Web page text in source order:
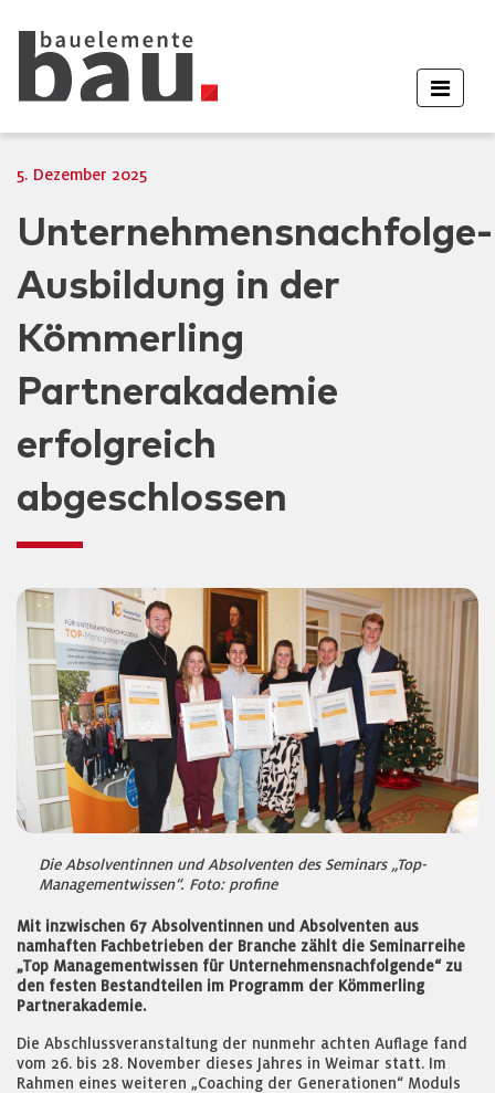
5. Dezember 2025
Unternehmensnachfolge-
Ausbildung in der
Kömmerling
Partnerakademie
erfolgreich
abgeschlossen
Die Absolventinnen und Absolventen des Seminars „Top-
Managementwissen“. Foto: profine
Mit inzwischen 67 Absolventinnen und Absolventen aus
namhaften Fachbetrieben der Branche zählt die Seminarreihe
„Top Managementwissen für Unternehmensnachfolgende“ zu
den festen Bestandteilen im Programm der Kömmerling
Partnerakademie.
Die Abschlussveranstaltung der nunmehr achten Auflage fand
vom 26. bis 28. November dieses Jahres in Weimar statt. Im
Rahmen eines weiteren „Coaching der Generationen“ Moduls